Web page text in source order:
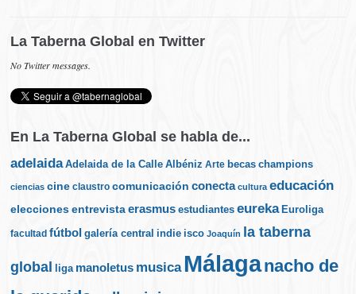
La Taberna Global en Twitter
No Twitter messages.
En La Taberna Global se habla de...
adelaida Adelaida de la Calle Albéniz Arte becas champions
ciencias cine claustro comunicación conecta cultura educación
elecciones entrevista erasmus estudiantes eureka Euroliga
facultad fútbol galería central indie isco Joaquín la taberna
global liga manoletus musica Málaganacho de